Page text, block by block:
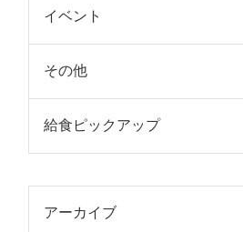
イベント
その他
給食ピックアップ
アーカイブ